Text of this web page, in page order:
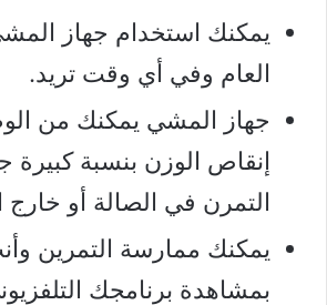
يمكنك استخدام جهاز
العام وفي أي وقت تريد.
جهاز المشي يمكنك من
إنقاص الوزن بنسبة كبيرة
التمرن في الصالة أو خارج
يمكنك ممارسة التمرين
بمشاهدة برنامجك